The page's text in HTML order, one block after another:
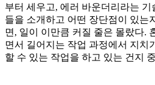
부터 세우고, 에러 바운더리라는 기
들을 소개하고 어떤 장단점이 있는
면, 일이 이만큼 커질 줄은 몰랐다.
면서 길어지는 작업 과정에서 지치
할 수 있는 작업을 하고 있는 건지